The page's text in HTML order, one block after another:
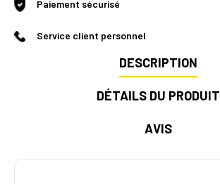
Paiement sécurisé
Service client personnel
DESCRIPTION
DÉTAILS DU PRODUIT
AVIS